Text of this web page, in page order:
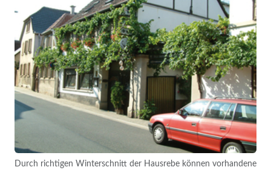
Durch richtigen Winterschnitt der Hausrebe können vorhandene